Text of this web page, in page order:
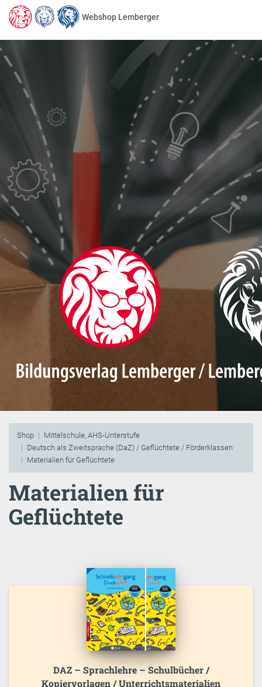
Webshop Lemberger
Shop
Mittelschule, AHS-Unterstufe
Deutsch als Zweitsprache (DaZ) / Geflüchtete / Förderklassen
Materialien für Geflüchtete
Materialien für
Geflüchtete
DAZ – Sprachlehre – Schulbücher /
Kopiervorlagen / Unterrichtsmaterialien